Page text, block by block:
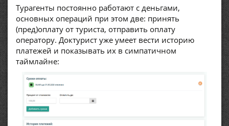
Турагенты постоянно работают с деньгами,
основных операций при этом две: принять
(пред)оплату от туриста, отправить оплату
оператору. Доктурист уже умеет вести историю
платежей и показывать их в симпатичном
таймлайне: